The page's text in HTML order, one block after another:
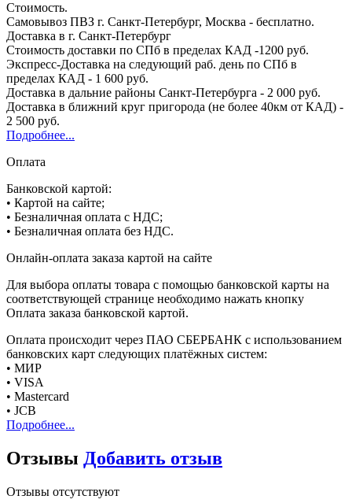
Стоимость.
Самовывоз ПВЗ г. Санкт-Петербург, Москва - бесплатно.
Доставка в г. Санкт-Петербург
Стоимость доставки по СПб в пределах КАД -1200 руб.
Экспресс-Доставка на следующий раб. день по СПб в
пределах КАД - 1 600 руб.
Доставка в дальние районы Санкт-Петербурга - 2 000 руб.
Доставка в ближний круг пригорода (не более 40км от КАД) -
2 500 руб.
Подробнее...
Оплата
Банковской картой:
• Картой на сайте;
• Безналичная оплата с НДС;
• Безналичная оплата без НДС.
Онлайн-оплата заказа картой на сайте
Для выбора оплаты товара с помощью банковской карты на
соответствующей странице необходимо нажать кнопку
Оплата заказа банковской картой.
Оплата происходит через ПАО СБЕРБАНК с использованием
банковских карт следующих платёжных систем:
• МИР
• VISA
• Mastercard
• JCB
Подробнее...
Отзывы Добавить отзыв
Отзывы отсутствуют